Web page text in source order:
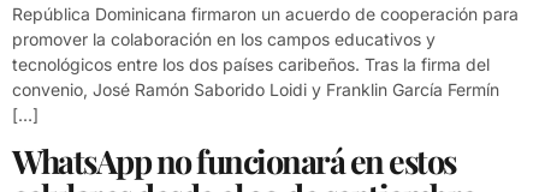
República Dominicana firmaron un acuerdo de cooperación para
promover la colaboración en los campos educativos y
tecnológicos entre los dos países caribeños. Tras la firma del
convenio, José Ramón Saborido Loidi y Franklin García Fermín
[…]
WhatsApp no funcionará en estos